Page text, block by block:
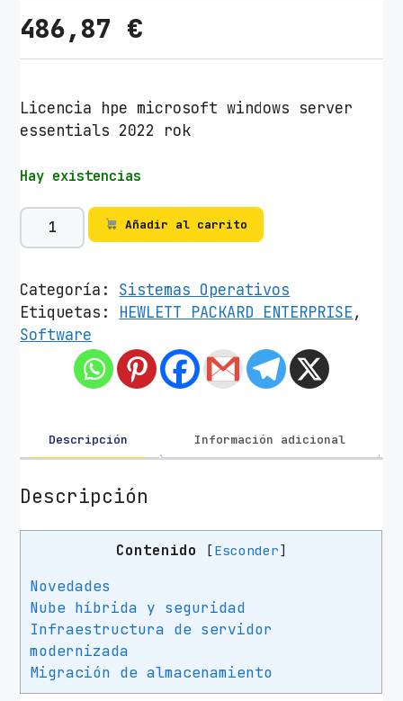
486,87 €
Licencia hpe microsoft windows server
essentials 2022 rok
Hay existencias
L
i
e
n
c
M
i
c
r
i
Añadir al carrito
Categoría: Sistemas Operativos
Etiquetas: HEWLETT PACKARD ENTERPRISE,
Software
Descripción Información adicional
Descripción
Contenido [Esconder]
Novedades
Nube híbrida y seguridad
Infraestructura de servidor
modernizada
Migración de almacenamiento